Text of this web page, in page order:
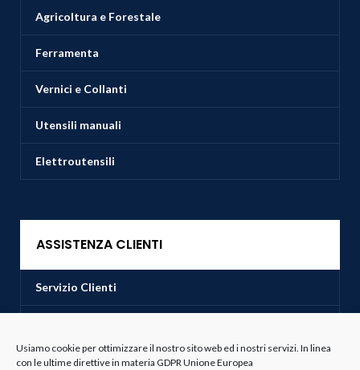
Usiamo cookie per ottimizzare il nostro sito web ed i nostri servizi. In linea
con le ultime direttive in materia GDPR Unione Europea
Agricoltura e Forestale
Ferramenta
Vernici e Collanti
Utensili manuali
Elettroutensili
ASSISTENZA CLIENTI
Servizio Clienti
Resi e Recessi